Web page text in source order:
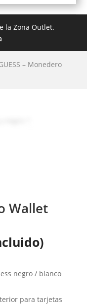
la Zona Outlet.
– Monedero
Wallet
negro / blanco
para tarjetas